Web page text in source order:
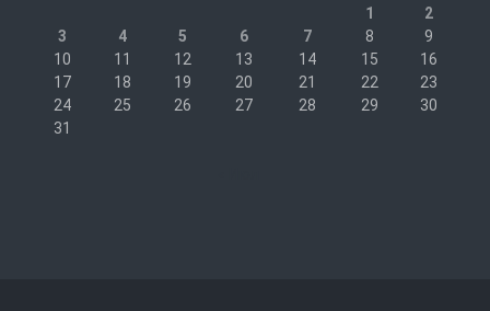
1
2
3
4 5 6 7 8
9
10
11 12 13 14 15
16
17
18 19 20 21 22
23
24
25 26 27 28 29
30
31